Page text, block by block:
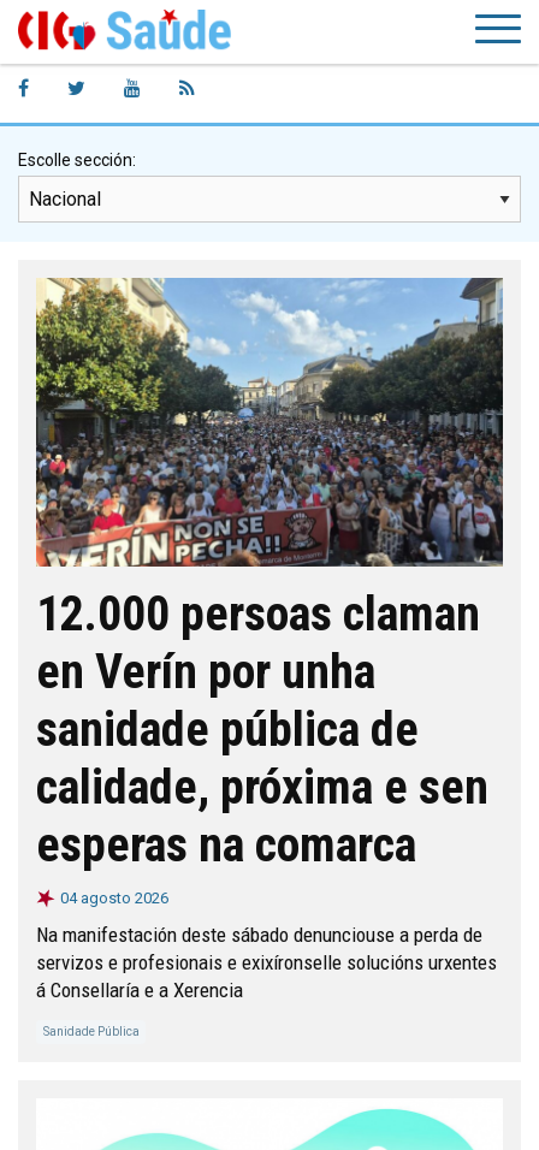
Escolle sección:
12.000 persoas claman
en Verín por unha
sanidade pública de
calidade, próxima e sen
esperas na comarca
04 agosto 2026
Na manifestación deste sábado denunciouse a perda de
servizos e profesionais e exixíronselle solucións urxentes
á Consellaría e a Xerencia
Sanidade Pública